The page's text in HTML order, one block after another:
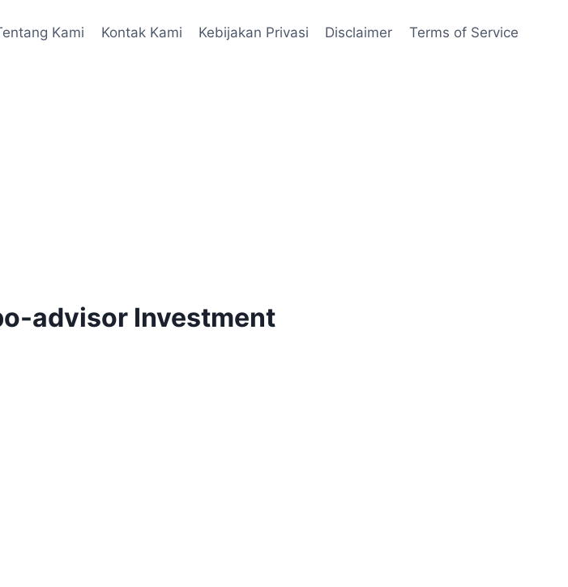
Kami Kontak Kami Kebijakan Privasi Disclaimer Terms of Service
advisor Investment